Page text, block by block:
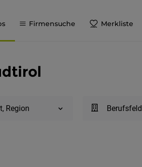
Firmensuche Merkliste
Region Berufsfeld